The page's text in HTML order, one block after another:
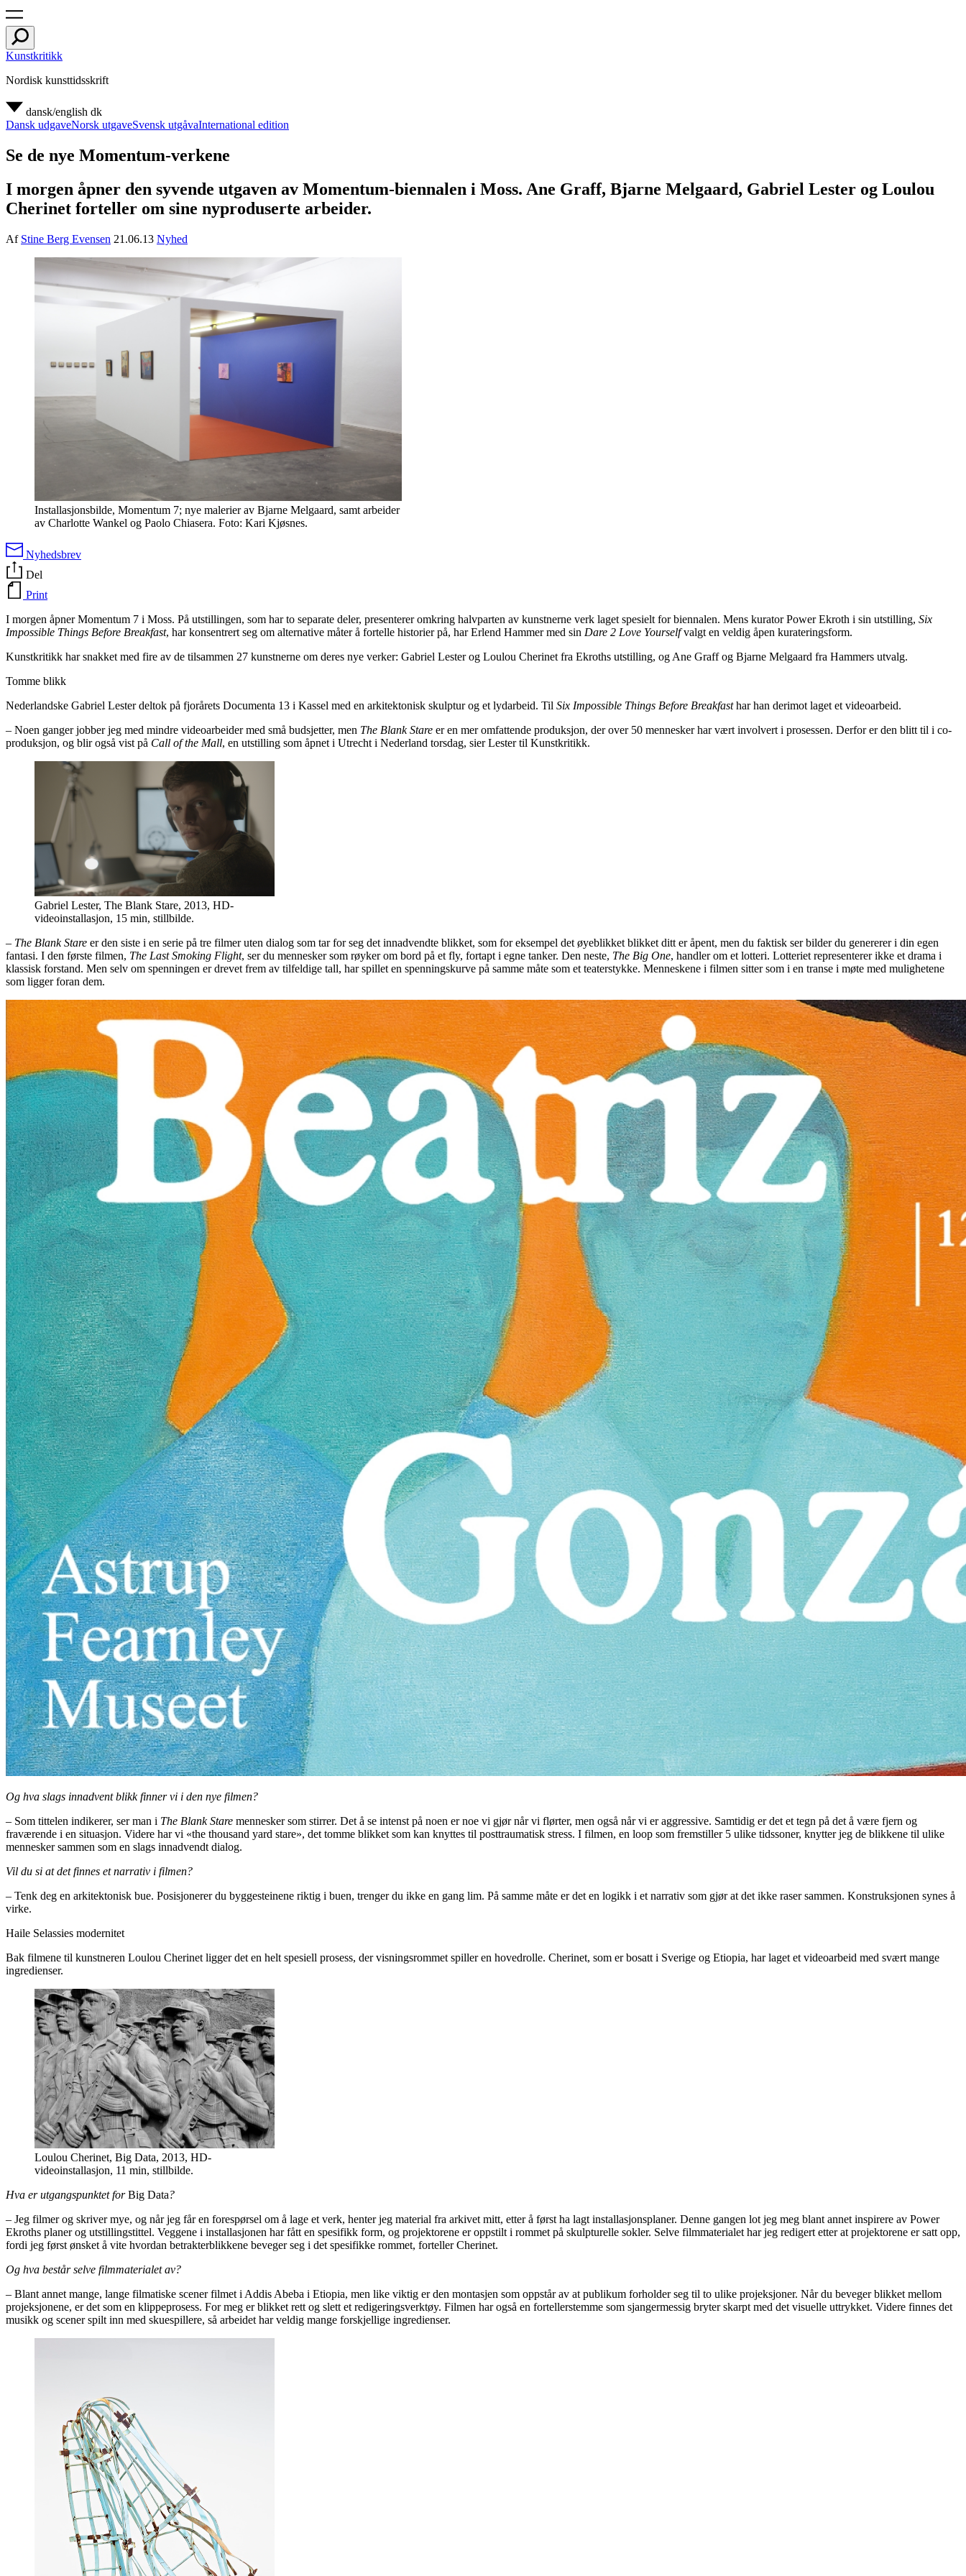
Kunstkritikk
Nordisk kunsttidsskrift
dansk/english dk
Dansk udgaveNorsk utgaveSvensk utgåvaInternational edition
Se de nye Momentum-verkene
I morgen åpner den syvende utgaven av Momentum-biennalen i Moss. Ane Graff, Bjarne Melgaard, Gabriel Lester og Loulou
Cherinet forteller om sine nyproduserte arbeider.
Af Stine Berg Evensen 21.06.13 Nyhed
Installasjonsbilde, Momentum 7; nye malerier av Bjarne Melgaard, samt arbeider
av Charlotte Wankel og Paolo Chiasera. Foto: Kari Kjøsnes.
Nyhedsbrev
Del
Print
I morgen åpner Momentum 7 i Moss. På utstillingen, som har to separate deler, presenterer omkring halvparten av kunstnerne verk laget spesielt for biennalen. Mens kurator Power Ekroth i sin utstilling, Six
Impossible Things Before Breakfast, har konsentrert seg om alternative måter å fortelle historier på, har Erlend Hammer med sin Dare 2 Love Yourselfvalgt en veldig åpen kurateringsform.
Kunstkritikk har snakket med fire av de tilsammen 27 kunstnerne om deres nye verker: Gabriel Lester og Loulou Cherinet fra Ekroths utstilling, og Ane Graff og Bjarne Melgaard fra Hammers utvalg.
Tomme blikk
Nederlandske Gabriel Lester deltok på fjorårets Documenta 13 i Kassel med en arkitektonisk skulptur og et lydarbeid. Til Six Impossible Things Before Breakfasthar han derimot laget et videoarbeid.
– Noen ganger jobber jeg med mindre videoarbeider med små budsjetter, men The Blank Stare er en mer omfattende produksjon, der over 50 mennesker har vært involvert i prosessen. Derfor er den blitt til i co-
produksjon, og blir også vist på Call of the Mall, en utstilling som åpnet i Utrecht i Nederland torsdag, sier Lester til Kunstkritikk.
Gabriel Lester, The Blank Stare, 2013, HD-
videoinstallasjon, 15 min, stillbilde.
– The Blank Stare er den siste i en serie på tre filmer uten dialog som tar for seg det innadvendte blikket, som for eksempel det øyeblikket blikket ditt er åpent, men du faktisk ser bilder du genererer i din egen
fantasi. I den første filmen, The Last Smoking Flight, ser du mennesker som røyker om bord på et fly, fortapt i egne tanker. Den neste, The Big One, handler om et lotteri. Lotteriet representerer ikke et drama i
klassisk forstand. Men selv om spenningen er drevet frem av tilfeldige tall, har spillet en spenningskurve på samme måte som et teaterstykke. Menneskene i filmen sitter som i en transe i møte med mulighetene
som ligger foran dem.
Og hva slags innadvent blikk finner vi i den nye filmen?
– Som tittelen indikerer, ser man i The Blank Stare mennesker som stirrer. Det å se intenst på noen er noe vi gjør når vi flørter, men også når vi er aggressive. Samtidig er det et tegn på det å være fjern og
fraværende i en situasjon. Videre har vi «the thousand yard stare», det tomme blikket som kan knyttes til posttraumatisk stress. I filmen, en loop som fremstiller 5 ulike tidssoner, knytter jeg de blikkene til ulike
mennesker sammen som en slags innadvendt dialog.
Vil du si at det finnes et narrativ i filmen?
– Tenk deg en arkitektonisk bue. Posisjonerer du byggesteinene riktig i buen, trenger du ikke en gang lim. På samme måte er det en logikk i et narrativ som gjør at det ikke raser sammen. Konstruksjonen synes å
virke.
Haile Selassies modernitet
Bak filmene til kunstneren Loulou Cherinet ligger det en helt spesiell prosess, der visningsrommet spiller en hovedrolle. Cherinet, som er bosatt i Sverige og Etiopia, har laget et videoarbeid med svært mange
ingredienser.
Loulou Cherinet, Big Data, 2013, HD-
videoinstallasjon, 11 min, stillbilde.
Hva er utgangspunktet forBig Data?
– Jeg filmer og skriver mye, og når jeg får en forespørsel om å lage et verk, henter jeg material fra arkivet mitt, etter å først ha lagt installasjonsplaner. Denne gangen lot jeg meg blant annet inspirere av Power
Ekroths planer og utstillingstittel. Veggene i installasjonen har fått en spesifikk form, og projektorene er oppstilt i rommet på skulpturelle sokler. Selve filmmaterialet har jeg redigert etter at projektorene er satt opp,
fordi jeg først ønsket å vite hvordan betrakterblikkene beveger seg i det spesifikke rommet, forteller Cherinet.
Og hva består selve filmmaterialet av?
– Blant annet mange, lange filmatiske scener filmet i Addis Abeba i Etiopia, men like viktig er den montasjen som oppstår av at publikum forholder seg til to ulike projeksjoner. Når du beveger blikket mellom
projeksjonene, er det som en klippeprosess. For meg er blikket rett og slett et redigeringsverktøy. Filmen har også en fortellerstemme som sjangermessig bryter skarpt med det visuelle uttrykket. Videre finnes det
musikk og scener spilt inn med skuespillere, så arbeidet har veldig mange forskjellige ingredienser.